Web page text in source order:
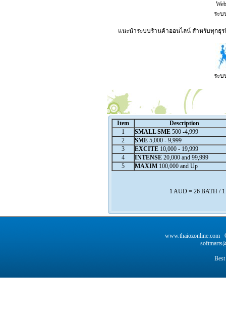
ระบ
แนะนำระบบร้านค้าออนไลน์ สำหรับทุกธุ
ระบ
Item
Description
1
SMALL SME 500 -4,999
2
SME 5,000 - 9,999
3
EXCITE 10,000 - 19,999
4
INTENSE 20,000 and 99,999
5
MAXIM 100,000 and Up
1 AUD = 26 BATH /
www.thaiozonline.com